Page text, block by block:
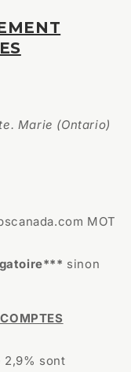
Marie (Ontario)
MOT
sinon
2,9% sont